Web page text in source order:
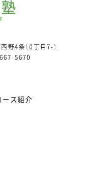
野4条10丁目7-1
5670
ース紹介